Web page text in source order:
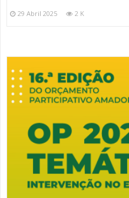
29 Abril 2025 2 K